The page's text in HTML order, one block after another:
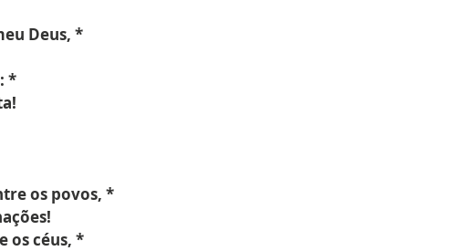
Deus, *
*
os povos, *
os céus, *